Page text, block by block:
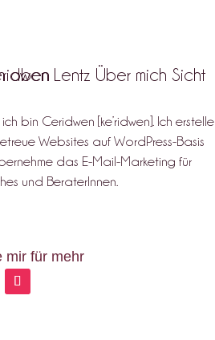
bin Ceridwen [ke’ridwen]. Ich erstelle
Websites auf WordPress-Basis
das E-Mail-Marketing für
und BeraterInnen.
mir für mehr